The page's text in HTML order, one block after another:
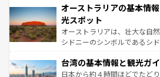
文化が魅力。旅行者はアメリ
しみながら、その多様性と豊
るだろう。車でのロードトリ
ならではの贅沢な旅のスタイルだ。 なお、新着
情報は コンテンツ一覧 を参照
ワイ島は見逃せない。また、
島だが、静かな自然を求める
おすすめ。エメラルドグリー
文化や歴史が息づいている。
人々、おいしいローカルフー
ク、伝統的なフラダンスなど
オーストラリアの基本情
光スポット
オーストラリアは、壮大な自
シドニーのシンボルであるシ
リアリーフや大陸中央部にそ
ク）、タスマニアの美しい原
台湾の基本情報と観光ガ
日本から約４時間ほどでたど